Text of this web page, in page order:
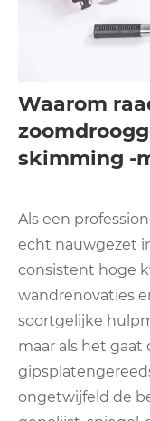
Waarom
skimming -
Als een
echt nauwgezet
consistent hoge
wandrenovaties
soortgelijke
maar als het gaat
ongetwijfeld de